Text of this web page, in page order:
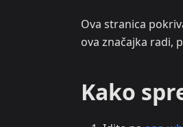
Ova stranica
ova značajka radi,
Kako